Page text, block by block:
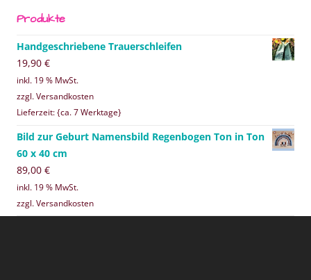
Produkte
Handgeschriebene Trauerschleifen
19,90 €
inkl. 19 % MwSt.
zzgl. Versandkosten
Lieferzeit: {ca. 7 Werktage}
Bild zur Geburt Namensbild Regenbogen Ton in Ton
60 x 40 cm
89,00 €
inkl. 19 % MwSt.
zzgl. Versandkosten